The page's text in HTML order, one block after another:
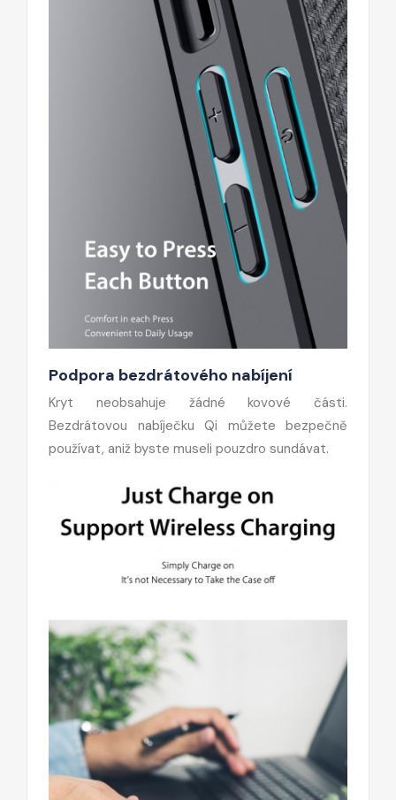
Podpora bezdrátového nabíjení
Kryt neobsahuje žádné kovové části.
Bezdrátovou nabíječku Qi můžete bezpečně
používat, aniž byste museli pouzdro sundávat.